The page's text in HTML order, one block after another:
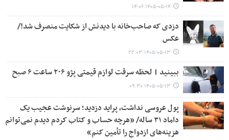
۱۴۰۵-۰۵-۱۴ ۱۴:۰۶
دزدی که صاحب‌خانه با دیدنش از شکایت منصرف شد!/
عکس
۱۴۰۵-۰۵-۱۳ ۲۲:۰۳
ببینید | لحظه سرقت لوازم قیمتی پژو ۲۰۶ ساعت ۶ صبح
۱۴۰۵-۰۵-۱۳ ۰۹:۳۰
پول عروسی نداشت، پراید دزدید؛ سرنوشت عجیب یک
داماد ۳۱ ساله/ «هرچه حساب و کتاب کردم دیدم نمی‌توانم
هزینه‌های ازدواج را تأمین کنم»